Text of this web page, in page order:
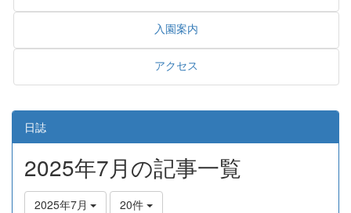
入園案内
アクセス
日誌
2025年7月の記事一覧
2025年7月 20件